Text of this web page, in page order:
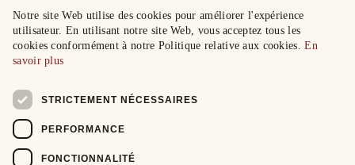
Notre site Web utilise des cookies pour améliorer l'expérience
utilisateur. En utilisant notre site Web, vous acceptez tous les
cookies conformément à notre Politique relative aux cookies.En
savoir plus
STRICTEMENT NÉCESSAIRES
PERFORMANCE
FONCTIONNALITÉ